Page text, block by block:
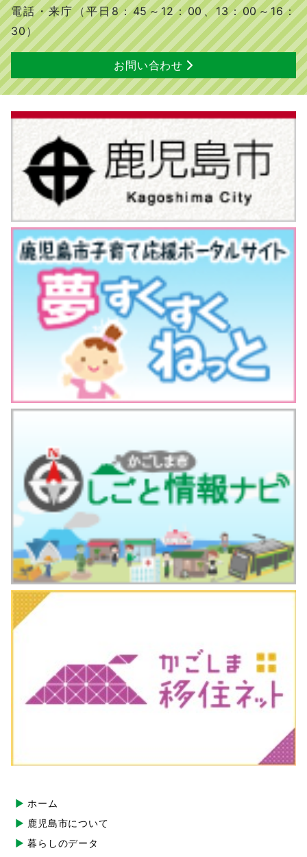
電話・来庁（平日8：45～12：00、13：00～16：
30）
お問い合わせ
ホーム
鹿児島市について
暮らしのデータ